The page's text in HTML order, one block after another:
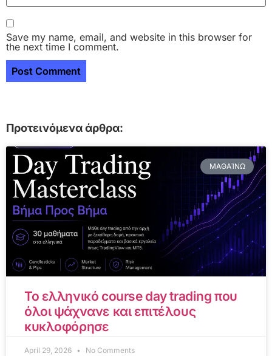
Save my name, email, and website in this browser for
the next time I comment.
Προτεινόμενα άρθρα:
ΜΑΘΑΊΝΩ
Το ελληνικό course day trading που
όλοι ψάχνανε και επιτέλους
κυκλοφόρησε
April 29, 2026 No Comments